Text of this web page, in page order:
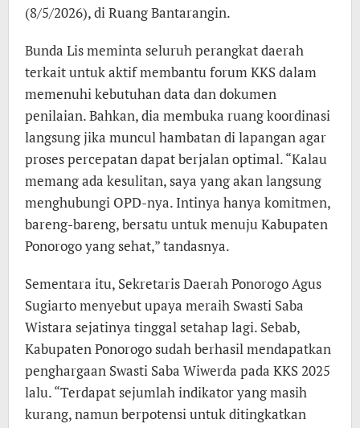
(8/5/2026), di Ruang Bantarangin.
Bunda Lis meminta seluruh perangkat daerah
terkait untuk aktif membantu forum KKS dalam
memenuhi kebutuhan data dan dokumen
penilaian. Bahkan, dia membuka ruang koordinasi
langsung jika muncul hambatan di lapangan agar
proses percepatan dapat berjalan optimal. “Kalau
memang ada kesulitan, saya yang akan langsung
menghubungi OPD-nya. Intinya hanya komitmen,
bareng-bareng, bersatu untuk menuju Kabupaten
Ponorogo yang sehat,” tandasnya.
Sementara itu, Sekretaris Daerah Ponorogo Agus
Sugiarto menyebut upaya meraih Swasti Saba
Wistara sejatinya tinggal setahap lagi. Sebab,
Kabupaten Ponorogo sudah berhasil mendapatkan
penghargaan Swasti Saba Wiwerda pada KKS 2025
lalu. “Terdapat sejumlah indikator yang masih
kurang, namun berpotensi untuk ditingkatkan